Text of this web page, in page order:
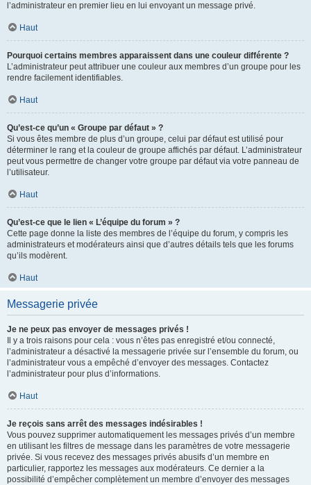
l’administrateur en premier lieu en lui envoyant un message privé.
Haut
Pourquoi certains membres apparaissent dans une couleur différente ?
L’administrateur peut attribuer une couleur aux membres d’un groupe pour les
rendre facilement identifiables.
Haut
Qu’est-ce qu’un « Groupe par défaut » ?
Si vous êtes membre de plus d’un groupe, celui par défaut est utilisé pour
déterminer le rang et la couleur de groupe affichés par défaut. L’administrateur
peut vous permettre de changer votre groupe par défaut via votre panneau de
l’utilisateur.
Haut
Qu’est-ce que le lien « L’équipe du forum » ?
Cette page donne la liste des membres de l’équipe du forum, y compris les
administrateurs et modérateurs ainsi que d’autres détails tels que les forums
qu’ils modèrent.
Haut
Messagerie privée
Je ne peux pas envoyer de messages privés !
Il y a trois raisons pour cela : vous n’êtes pas enregistré et/ou connecté,
l’administrateur a désactivé la messagerie privée sur l’ensemble du forum, ou
l’administrateur vous a empêché d’envoyer des messages. Contactez
l’administrateur pour plus d’informations.
Haut
Je reçois sans arrêt des messages indésirables !
Vous pouvez supprimer automatiquement les messages privés d’un membre
en utilisant les filtres de message dans les paramètres de votre messagerie
privée. Si vous recevez des messages privés abusifs d’un membre en
particulier, rapportez les messages aux modérateurs. Ce dernier a la
possibilité d’empêcher complètement un membre d’envoyer des messages